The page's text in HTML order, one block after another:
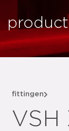
fittingen
VSH